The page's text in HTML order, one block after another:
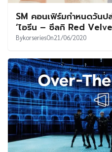
SM คอนเฟิร์มกำหนดวัน
‘ไอรีน – ซึลกิ Red
BykorseriesOn21/06/2020